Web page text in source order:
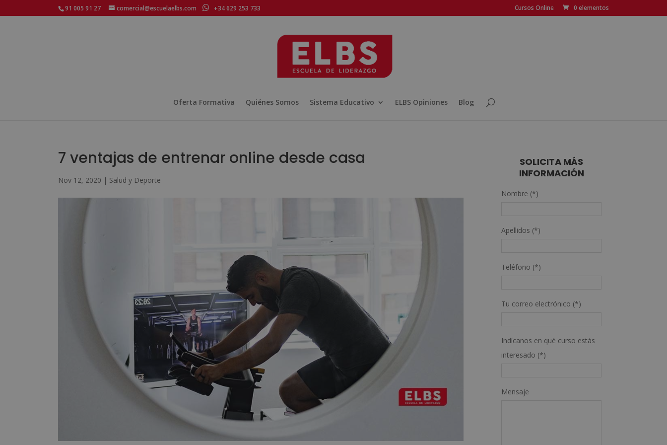
91 005 91 27 comercial@escuelaelbs.com +34 629 253 733 Cursos Online 0 elementos
Oferta Formativa Quiénes Somos Sistema Educativo ELBS Opiniones Blog
7 ventajas de entrenar online desde casa
Nov 12, 2020 | Salud y Deporte
SOLICITA MÁS
INFORMACIÓN
Nombre (*)
Apellidos (*)
Teléfono (*)
Tu correo electrónico (*)
Indícanos en qué curso estás
interesado (*)
Mensaje